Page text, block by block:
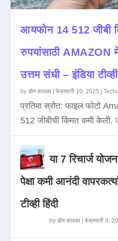
आयफोन 14 512 जीबी
रुपयांसाठी AMAZON
उत्तम संधी – इंडिया टीव्ही
byडोम कावळा |फेब्रुवारी 10, 2025 |
प्रतिमा स्रोत: फाइल फोटो
512 जीबीची किंमत कमी
या 7 रिचार्ज
पेक्षा कमी आनंदी
टीव्ही हिंदी
byडोम कावळा |फेब्रुवारी 9,